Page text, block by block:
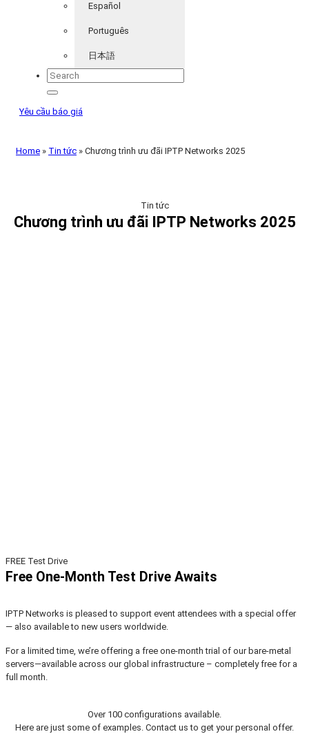
Español
Português
日本語
Yêu cầu báo giá
Home » Tin tức » Chương trình ưu đãi IPTP Networks 2025
Tin tức
Chương trình ưu đãi IPTP Networks 2025
FREE Test Drive
Free One-Month Test Drive Awaits
IPTP Networks is pleased to support event attendees with a special offer
— also available to new users worldwide.
For a limited time, we’re offering a free one-month trial of our bare-metal
servers—available across our global infrastructure – completely free for a
full month.
Over 100 configurations available.
Here are just some of examples. Contact us to get your personal offer.